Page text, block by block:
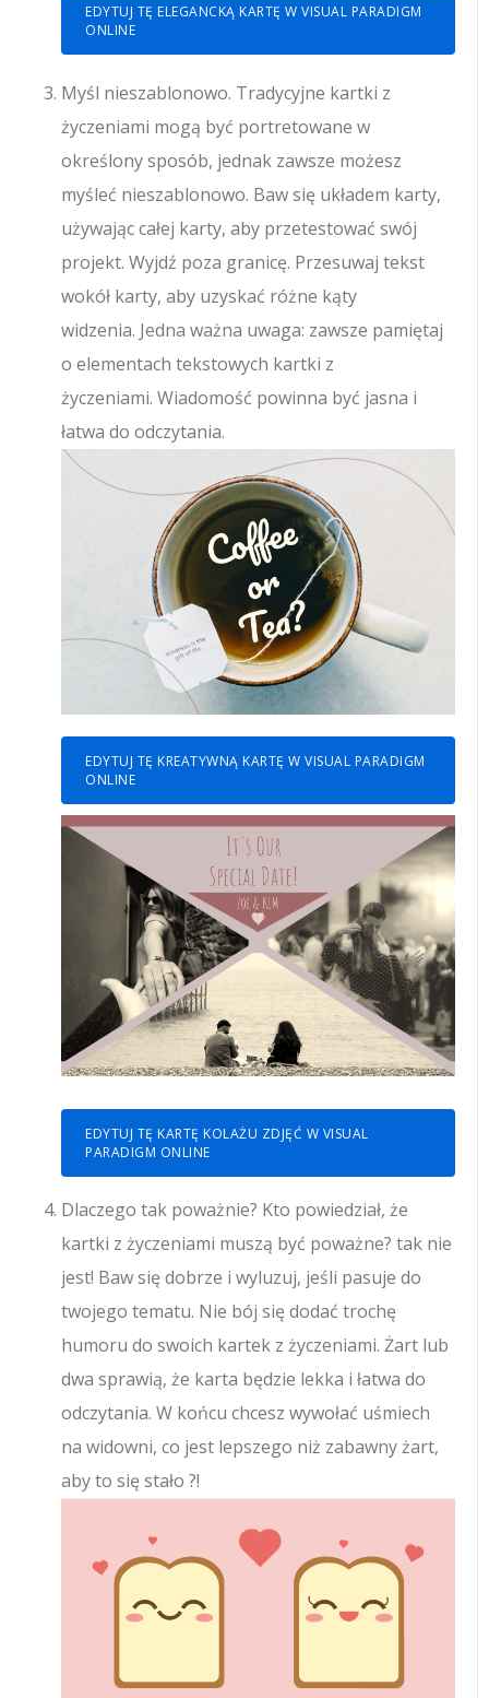
EDYTUJ TĘ ELEGANCKĄ KARTĘ W VISUAL PARADIGM
ONLINE
Myśl nieszablonowo. Tradycyjne kartki z
życzeniami mogą być portretowane w
określony sposób, jednak zawsze możesz
myśleć nieszablonowo. Baw się układem karty,
używając całej karty, aby przetestować swój
projekt. Wyjdź poza granicę. Przesuwaj tekst
wokół karty, aby uzyskać różne kąty
widzenia. Jedna ważna uwaga: zawsze pamiętaj
o elementach tekstowych kartki z
życzeniami. Wiadomość powinna być jasna i
łatwa do odczytania.
EDYTUJ TĘ KREATYWNĄ KARTĘ W VISUAL PARADIGM
ONLINE
EDYTUJ TĘ KARTĘ KOLAŻU ZDJĘĆ W VISUAL
PARADIGM ONLINE
Dlaczego tak poważnie? Kto powiedział, że
kartki z życzeniami muszą być poważne? tak nie
jest! Baw się dobrze i wyluzuj, jeśli pasuje do
twojego tematu. Nie bój się dodać trochę
humoru do swoich kartek z życzeniami. Żart lub
dwa sprawią, że karta będzie lekka i łatwa do
odczytania. W końcu chcesz wywołać uśmiech
na widowni, co jest lepszego niż zabawny żart,
aby to się stało ?!